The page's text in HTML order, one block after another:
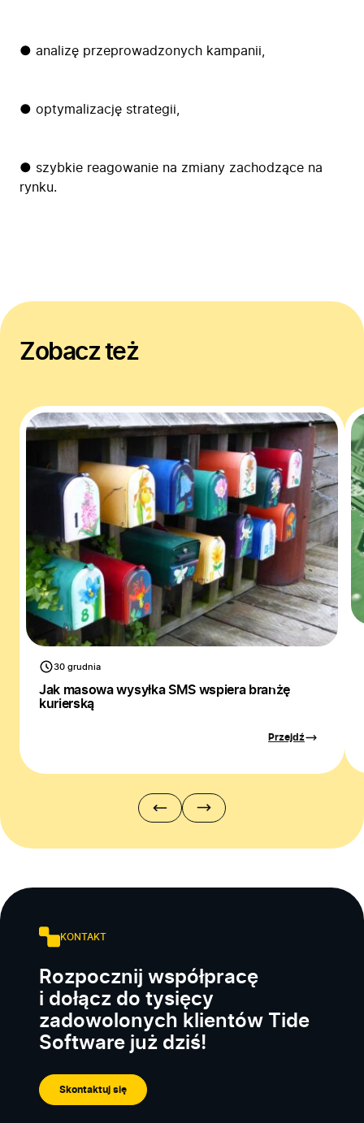
● analizę przeprowadzonych kampanii,
● optymalizację strategii,
● szybkie reagowanie na zmiany zachodzące na
rynku.
Zobacz też
30 grudnia
Jak masowa wysyłka SMS wspiera branżę
kurierską
Przejdź
KONTAKT
Rozpocznij współpracę
i dołącz do tysięcy
zadowolonych klientów Tide
Software już dziś!
Skontaktuj się